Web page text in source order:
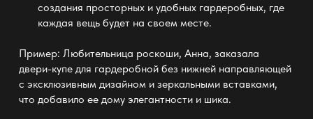
создания просторных и удобных гардеробных, где
каждая вещь будет на своем месте.
Пример: Любительница роскоши, Анна, заказала
двери-купе для гардеробной без нижней направляющей
с эксклюзивным дизайном и зеркальными вставками,
что добавило ее дому элегантности и шика.